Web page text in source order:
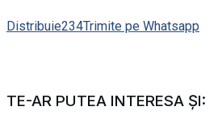
Distribuie234Trimite pe Whatsapp
TE-AR PUTEA INTERESA ȘI: